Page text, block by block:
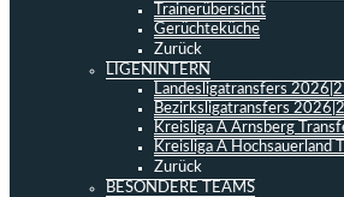
Trainerübersicht
Gerüchteküche
Zurück
LIGENINTERN
Landesligatransfers
Bezirksligatransfers
Kreisliga A Arnsberg
Kreisliga A Hochsauerland
Zurück
BESONDERE TEAMS